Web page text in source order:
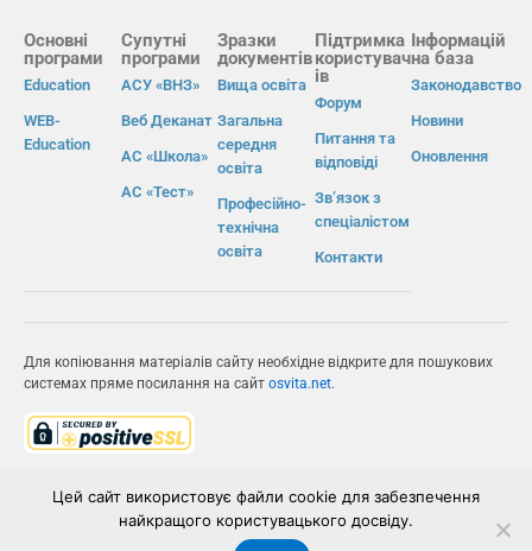
Основні
програми
Education
WEB-
Education
Супутні
програми
АСУ «ВНЗ»
Веб Деканат
АС «Школа»
АС «Тест»
Зразки
документів
Вища освіта
Загальна
середня
освіта
Професійно-
технічна
освіта
Підтримка
користувач
ів
Форум
Питання та
відповіді
Зв’язок з
спеціалістом
Контакти
Інформацій
на база
Законодавство
Новини
Оновлення
Для копіювання матеріалів сайту необхідне відкрите для пошукових
системах пряме посилання на сайт osvita.net.
ІВС «ОСВІТА»
Цей сайт використовує файли cookie для забезпечення
найкращого користувацького досвіду.